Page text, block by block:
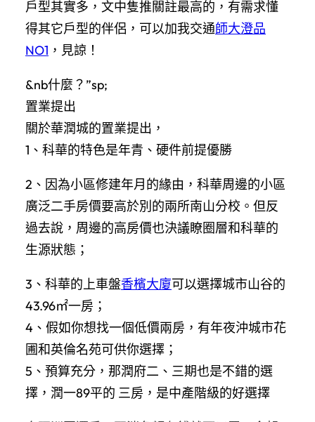
戶型其實多，文中隻推關註最高的，有需求懂
得其它戶型的伴侶，可以加我交通師大澄品
NO1 ，見諒！
&nb什麼？”sp;
置業提出
關於華潤城的置業提出，
1、科華的特色是年青、硬件前提優勝
2、因為小區修建年月的緣由，科華周邊的小區
廣泛二手房價要高於別的兩所南山分校。但反
過去說，周邊的高房價也決議瞭圈層和科華的
生源狀態；
3、科華的上車盤香檳大廈可以選擇城市山谷的
43.96㎡一房；
4、假如你想找一個低價兩房，有年夜沖城市花
圃和英倫名苑可供你選擇；
5、預算充分，那潤府二、三期也是不錯的選
擇，潤一89平的 三房，是中產階級的好選擇